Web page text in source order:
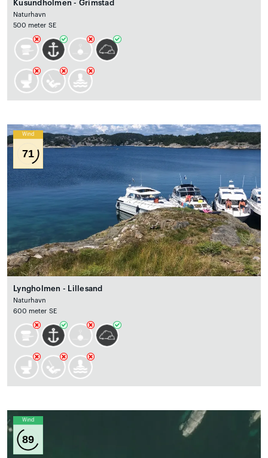
Kusundholmen - Grimstad
Naturhavn
500 meter SE
Wind
71
Lyngholmen - Lillesand
Naturhavn
600 meter SE
Wind
89